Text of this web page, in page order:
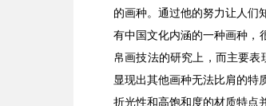
的画种。通过他的努力让人们
有中国文化内涵的一种画种，
帛画技法的研究上，而主要表
显现出其他画种无法比肩的特
折光性和高饱和度的材质特点